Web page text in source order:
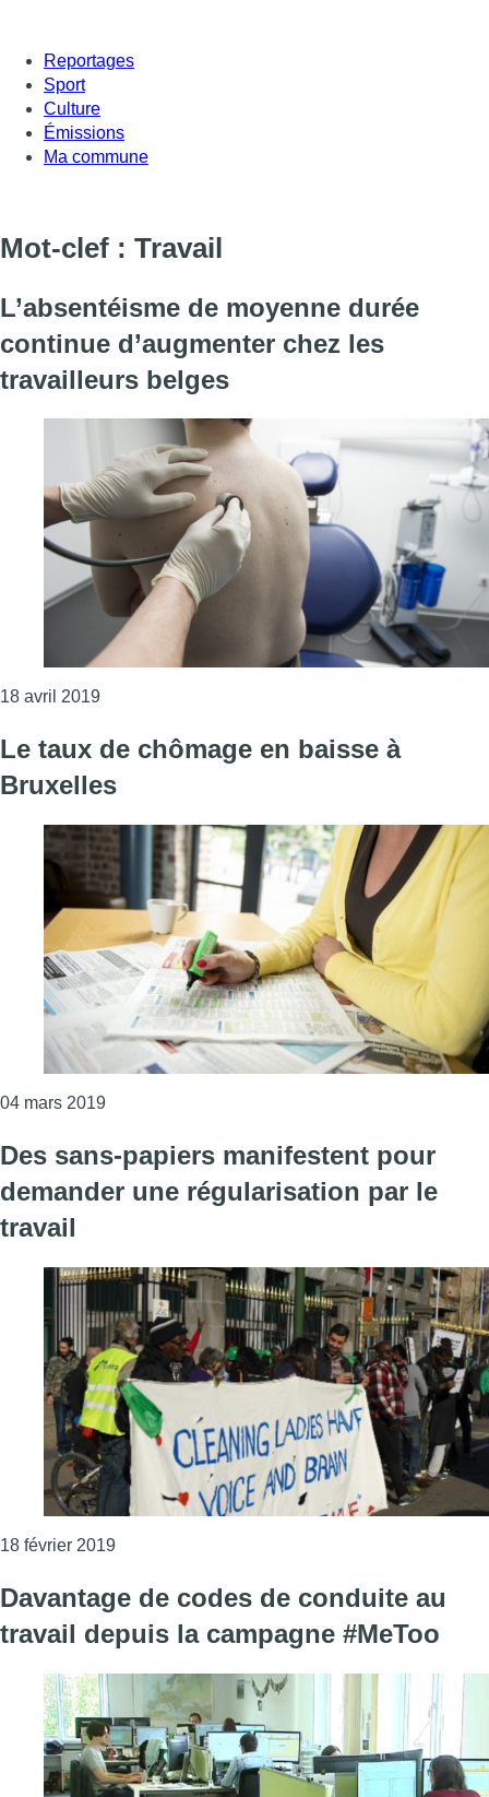
Reportages
Sport
Culture
Émissions
Ma commune
Mot-clef : Travail
L’absentéisme de moyenne durée
continue d’augmenter chez les
travailleurs belges
18 avril 2019Consulter l'article "L’absentéisme de moyenne
Le taux de chômage en baisse à
Bruxelles
04 mars 2019Consulter l'article "Le taux de chômage en
Des sans-papiers manifestent pour
demander une régularisation par le
travail
18 février 2019Consulter l'article "Des sans-papiers
Davantage de codes de conduite au
travail depuis la campagne #MeToo